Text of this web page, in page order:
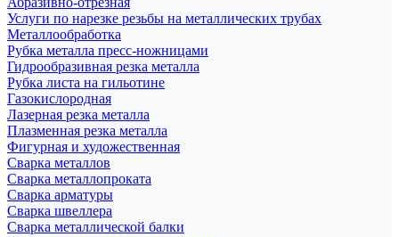
Услуги по нарезке резьбы на металлических трубах
Металлообработка
Рубка металла пресс-ножницами
Гидрообразивная резка металла
Рубка листа на гильотине
Газокислородная
Лазерная резка металла
Плазменная резка металла
Фигурная и художественная
Сварка металлов
Сварка металлопроката
Сварка арматуры
Сварка швеллера
Сварка металлической балки